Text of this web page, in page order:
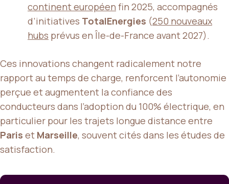
continent européen fin 2025, accompagnés
d’initiatives TotalEnergies (250 nouveaux
hubs prévus en Île-de-France avant 2027).
Ces innovations changent radicalement notre
rapport au temps de charge, renforcent l’autonomie
perçue et augmentent la confiance des
conducteurs dans l’adoption du 100% électrique, en
particulier pour les trajets longue distance entre
Paris et Marseille, souvent cités dans les études de
satisfaction.